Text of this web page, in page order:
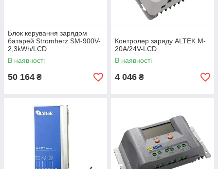
Блок керування зарядом
батарей Stromherz SM-900V-
2,3kWh/LCD
В наявності
50 164 ₴
Контролер заряду ALTEK M-
20А/24V-LCD
В наявності
4 046 ₴